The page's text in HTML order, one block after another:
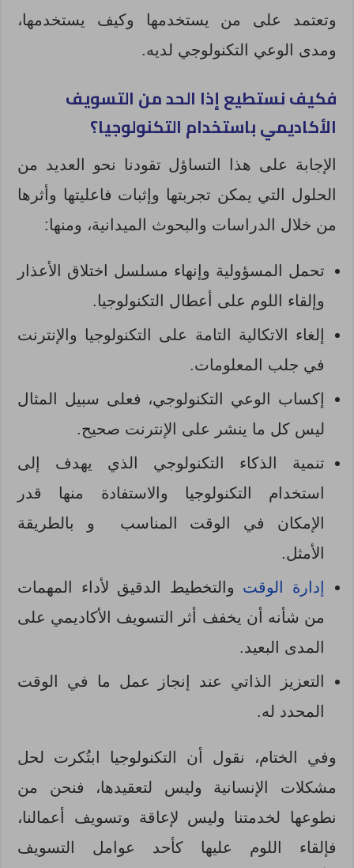
وتعتمد على من يستخدمها وكيف يستخدمها،
ومدى الوعي التكنولوجي لديه.
فكيف نستطيع إذا الحد من التسويف
الأكاديمي باستخدام التكنولوجيا؟
الإجابة على هذا التساؤل تقودنا نحو العديد من
الحلول التي يمكن تجربتها وإثبات فاعليتها وأثرها
من خلال الدراسات والبحوث الميدانية، ومنها:
تحمل المسؤولية وإنهاء مسلسل اختلاق الأعذار
وإلقاء اللوم على أعطال التكنولوجيا.
إلغاء الاتكالية التامة على التكنولوجيا والإنترنت
في جلب المعلومات.
إكساب الوعي التكنولوجي، فعلى سبيل المثال
ليس كل ما ينشر على الإنترنت صحيح.
تنمية الذكاء التكنولوجي الذي يهدف إلى
استخدام التكنولوجيا والاستفادة منها قدر
الإمكان في الوقت المناسب و بالطريقة
الأمثل.
إدارة الوقت والتخطيط الدقيق لأداء المهمات
من شأنه أن يخفف أثر التسويف الأكاديمي على
المدى البعيد.
التعزيز الذاتي عند إنجاز عمل ما في الوقت
المحدد له.
وفي الختام، نقول أن التكنولوجيا ابتُكرت لحل
مشكلات الإنسانية وليس لتعقيدها، فنحن من
نطوعها لخدمتنا وليس لإعاقة وتسويف أعمالنا،
فإلقاء اللوم عليها كأحد عوامل التسويف